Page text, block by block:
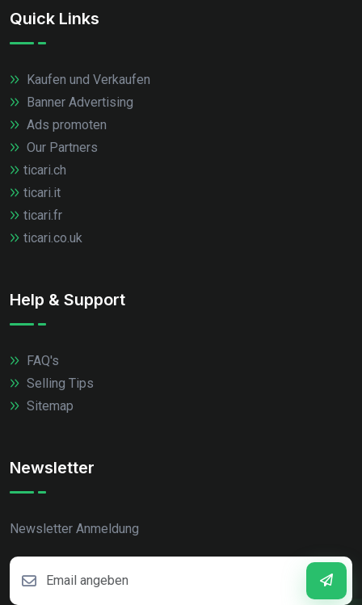
Quick Links
Kaufen und Verkaufen
Banner Advertising
Ads promoten
Our Partners
ticari.ch
ticari.it
ticari.fr
ticari.co.uk
Help & Support
FAQ's
Selling Tips
Sitemap
Newsletter
Newsletter Anmeldung